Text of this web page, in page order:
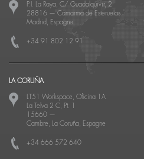
P.I. La Raya, C/ Guadalquivir, 2
28816 — Camarma de Esteruelas
Madrid, Espagne
+34 91 802 12 91
LA CORUÑA
LT51 Workspace, Oficina 1A
La Telva 2 C, Pt. 1
15660 —
Cambre, La Coruña, Espagne
+34 666 572 640